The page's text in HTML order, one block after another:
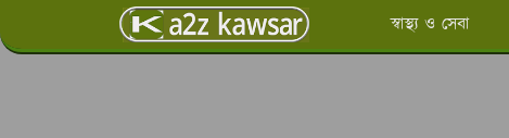
স্বাস্থ্য ও সেবা